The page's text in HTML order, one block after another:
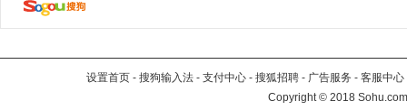
设置首页 - 搜狗输入法 - 支付中心 - 搜狐招聘 - 广告服务 - 客服中心
Copyright©2018